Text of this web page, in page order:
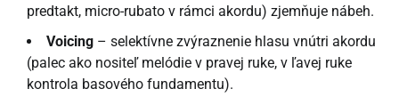
predtakt, micro-rubato v rámci akordu) zjemňuje nábeh.
Voicing – selektívne zvýraznenie hlasu vnútri akordu
(palec ako nositeľ melódie v pravej ruke, v ľavej ruke
kontrola basového fundamentu).